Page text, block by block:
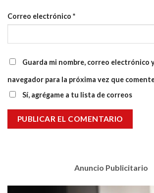
Correo electrónico *
Guarda mi nombre, correo electrónico
navegador para la próxima vez que
Sí, agrégame a tu lista de correos
Anuncio Publicitario